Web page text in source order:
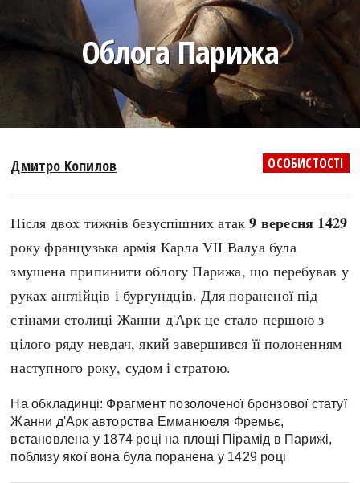
search
СЬОГОДНІ
ПРАВИЛА ЖИТТЯ
ПОДКАСТИ
КРУГЛІ ДАТИ
КАРТИ
НОТА БЕНЕ
ПРЯМА МОВА
МОЯ ІСТОРІЯ
Авіація і космонавтика
Архітектура і будівництво
Битви і війни
Катастрофи
Кримінал
Княжа доба
Українська революція
Україна радянська
Україна незалежна
Облога Парижа
ОСОБИСТОСТІ
Дмитро Копилов
Після двох тижнів безуспішних атак9 вересня 1429
року французька армія Карла VII Валуа була
змушена припинити облогу Парижа, що перебував у
руках англійців і бургундців. Для пораненої під
стінами столиці Жанни д'Арк це стало першою з
цілого ряду невдач, який завершився її полоненням
наступного року, судом і стратою.
На обкладинці: Фрагмент позолоченої бронзової статуї
Жанни д'Арк авторства Емманюеля Фремьє,
встановлена у 1874 році на площі Пірамід в Парижі,
поблизу якої вона була поранена у 1429 році